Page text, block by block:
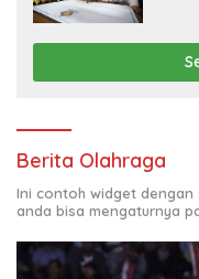
Berita Olahraga
Ini contoh widget
anda bisa mengaturnya